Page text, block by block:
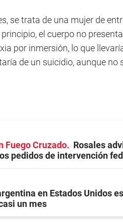
se trata de una mujer de
el cuerpo no
por inmersión, lo que
de un suicidio, aunque no
Fuego Cruzado
Rosales
pedidos de intervención
en Estados Unidos
un mes